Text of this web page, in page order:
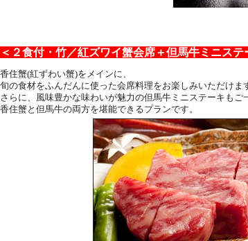
＜２食付・竹／紅ズワイ蟹会席＋但馬牛ミニス
香住蟹(紅ずわい蟹)をメインに、
旬の食材をふんだんに使った会席料理をお楽しみいただけま
さらに、風味豊かな味わいが魅力の但馬牛ミニステーキもご
香住蟹と但馬牛の両方を堪能できるプランです。